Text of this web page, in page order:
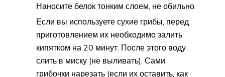
Наносите белок тонким слоем, не обильно.
Если вы используете сухие грибы, перед
приготовлением их необходимо залить
кипятком на 20 минут. После этого воду
слить в миску (не выливать). Сами
грибочки нарезать (если их оставить, как